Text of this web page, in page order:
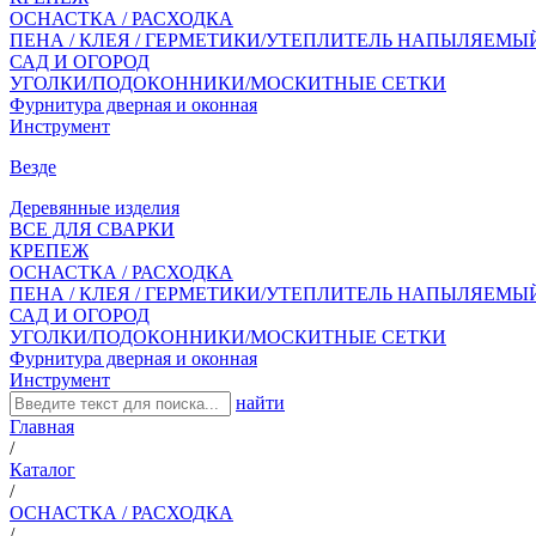
ОСНАСТКА / РАСХОДКА
ПЕНА / КЛЕЯ / ГЕРМЕТИКИ/УТЕПЛИТЕЛЬ
САД И ОГОРОД
УГОЛКИ/ПОДОКОННИКИ/МОСКИТНЫЕ СЕТКИ
Фурнитура дверная и оконная
Инструмент
Везде
Деревянные изделия
ВСЕ ДЛЯ СВАРКИ
КРЕПЕЖ
ОСНАСТКА / РАСХОДКА
ПЕНА / КЛЕЯ / ГЕРМЕТИКИ/УТЕПЛИТЕЛЬ
САД И ОГОРОД
УГОЛКИ/ПОДОКОННИКИ/МОСКИТНЫЕ СЕТКИ
Фурнитура дверная и оконная
Инструмент
найти
Главная
/
Каталог
/
ОСНАСТКА / РАСХОДКА